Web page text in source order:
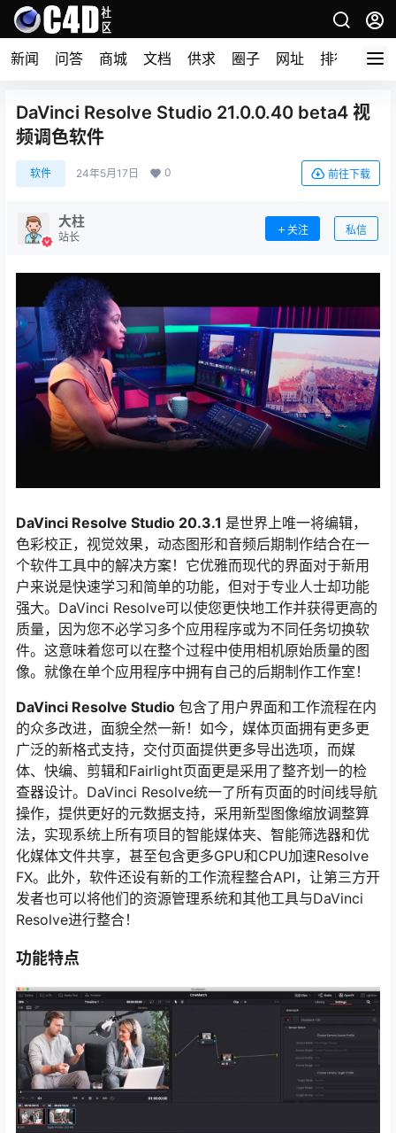
新闻 问答 商城 文档 供求 圈子 网址 排行榜
DaVinci Resolve Studio 21.0.0.40 beta4 视
频调色软件
软件 24年5月17日 0 前往下载
大柱
站长
关注 私信
DaVinci Resolve Studio 20.3.1 是世界上唯一将编辑，
色彩校正，视觉效果，动态图形和音频后期制作结合在一
个软件工具中的解决方案！它优雅而现代的界面对于新用
户来说是快速学习和简单的功能，但对于专业人士却功能
强大。DaVinci Resolve可以使您更快地工作并获得更高的
质量，因为您不必学习多个应用程序或为不同任务切换软
件。这意味着您可以在整个过程中使用相机原始质量的图
像。就像在单个应用程序中拥有自己的后期制作工作室！
DaVinci Resolve Studio 包含了用户界面和工作流程在内
的众多改进，面貌全然一新！如今，媒体页面拥有更多更
广泛的新格式支持，交付页面提供更多导出选项，而媒
体、快编、剪辑和Fairlight页面更是采用了整齐划一的检
查器设计。DaVinci Resolve统一了所有页面的时间线导航
操作，提供更好的元数据支持，采用新型图像缩放调整算
法，实现系统上所有项目的智能媒体夹、智能筛选器和优
化媒体文件共享，甚至包含更多GPU和CPU加速Resolve
FX。此外，软件还设有新的工作流程整合API，让第三方开
发者也可以将他们的资源管理系统和其他工具与DaVinci
Resolve进行整合！
功能特点